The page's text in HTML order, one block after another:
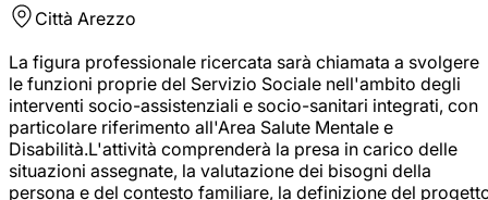
Città Arezzo
La figura professionale ricercata sarà chiamata a svolgere
le funzioni proprie del Servizio Sociale nell'ambito degli
interventi socio-assistenziali e socio-sanitari integrati, con
particolare riferimento all'Area Salute Mentale e
Disabilità.L'attività comprenderà la presa in carico delle
situazioni assegnate, la valutazione dei bisogni della
persona e del contesto familiare, la definizione del